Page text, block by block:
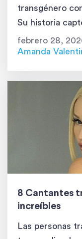
transgénero
Su historia
documental
en vocera clave
febrero 28,
Amanda
8 Cantantes
increíbles
Las personas